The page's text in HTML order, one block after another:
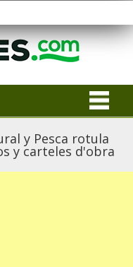
y Pesca rotula
y carteles d'obra